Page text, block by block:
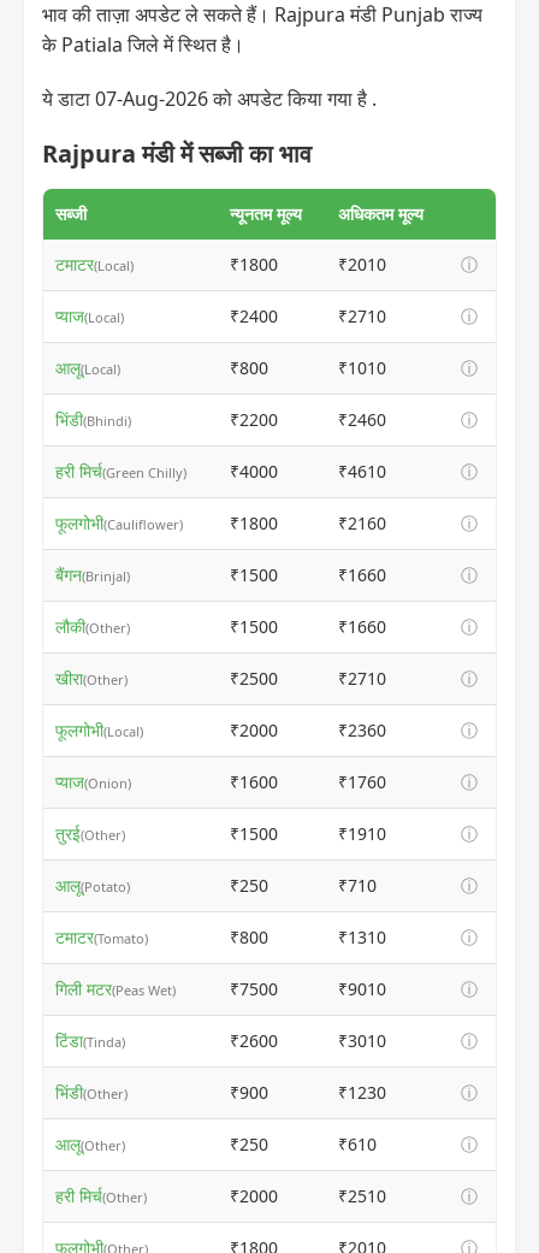
भाव की ताज़ा अपडेट ले सकते हैं। Rajpura मंडी Punjab राज्य
के Patiala जिले में स्थित है।
ये डाटा 07-Aug-2026 को अपडेट किया गया है .
Rajpura मंडी में सब्जी का भाव
सब्जी न्यूनतम मूल्य अधिकतम मूल्य
टमाटर(Local) ₹1800 ₹2010 ⓘ
प्याज(Local) ₹2400 ₹2710 ⓘ
आलू(Local) ₹800 ₹1010 ⓘ
भिंडी(Bhindi) ₹2200 ₹2460 ⓘ
हरी मिर्च(Green Chilly) ₹4000 ₹4610 ⓘ
फूलगोभी(Cauliflower) ₹1800 ₹2160 ⓘ
बैंगन(Brinjal) ₹1500 ₹1660 ⓘ
लौकी(Other) ₹1500 ₹1660 ⓘ
खीरा(Other) ₹2500 ₹2710 ⓘ
फूलगोभी(Local) ₹2000 ₹2360 ⓘ
प्याज(Onion) ₹1600 ₹1760 ⓘ
तुरई(Other) ₹1500 ₹1910 ⓘ
आलू(Potato) ₹250 ₹710 ⓘ
टमाटर(Tomato) ₹800 ₹1310 ⓘ
गिली मटर(Peas Wet) ₹7500 ₹9010 ⓘ
टिंडा(Tinda) ₹2600 ₹3010 ⓘ
भिंडी(Other) ₹900 ₹1230 ⓘ
आलू(Other) ₹250 ₹610 ⓘ
हरी मिर्च(Other) ₹2000 ₹2510 ⓘ
फूलगोभी(Other) ₹1800 ₹2010 ⓘ